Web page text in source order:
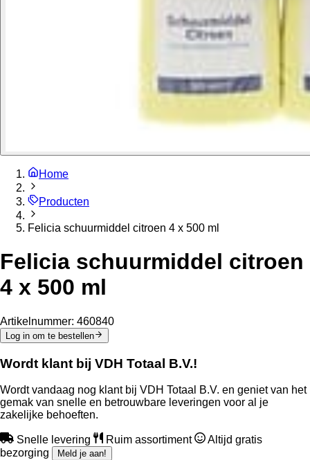
Home
Producten
Felicia schuurmiddel citroen 4 x 500 ml
Felicia schuurmiddel citroen
4 x 500 ml
Artikelnummer: 460840
Log in om te bestellen
Wordt klant bij VDH Totaal B.V.!
Wordt vandaag nog klant bij VDH Totaal B.V. en geniet van het
gemak van snelle en betrouwbare leveringen voor al je
zakelijke behoeften.
Snelle levering Ruim assortiment
Altijd gratis
bezorging
Meld je aan!